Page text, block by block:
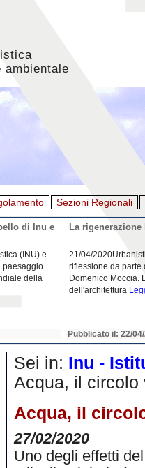
ambientale
Sezioni Regionali
di Inu e
(INU) e
paesaggio
della
La
21/04/
riflessione da parte
Domenico Moccia.
dell'architettura
Pubblicato il: 22/
Sei in: Inu -
Acqua, il circolo
Acqua, il
27/02/2020
Uno degli effetti